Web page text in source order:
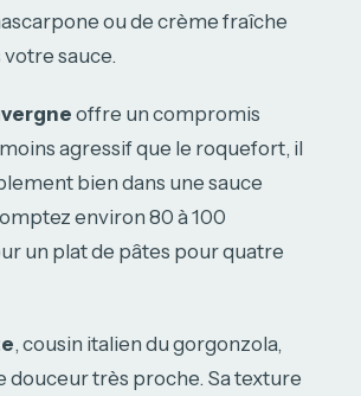
ou de crème fraîche
sauce.
offre un compromis
agressif que le roquefort, il
bien dans une sauce
environ 80 à 100
un plat de pâtes pour quatre
, cousin italien du gorgonzola,
douceur très proche. Sa texture